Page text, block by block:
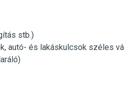
stb.)
autó- és lakáskulcsok széles